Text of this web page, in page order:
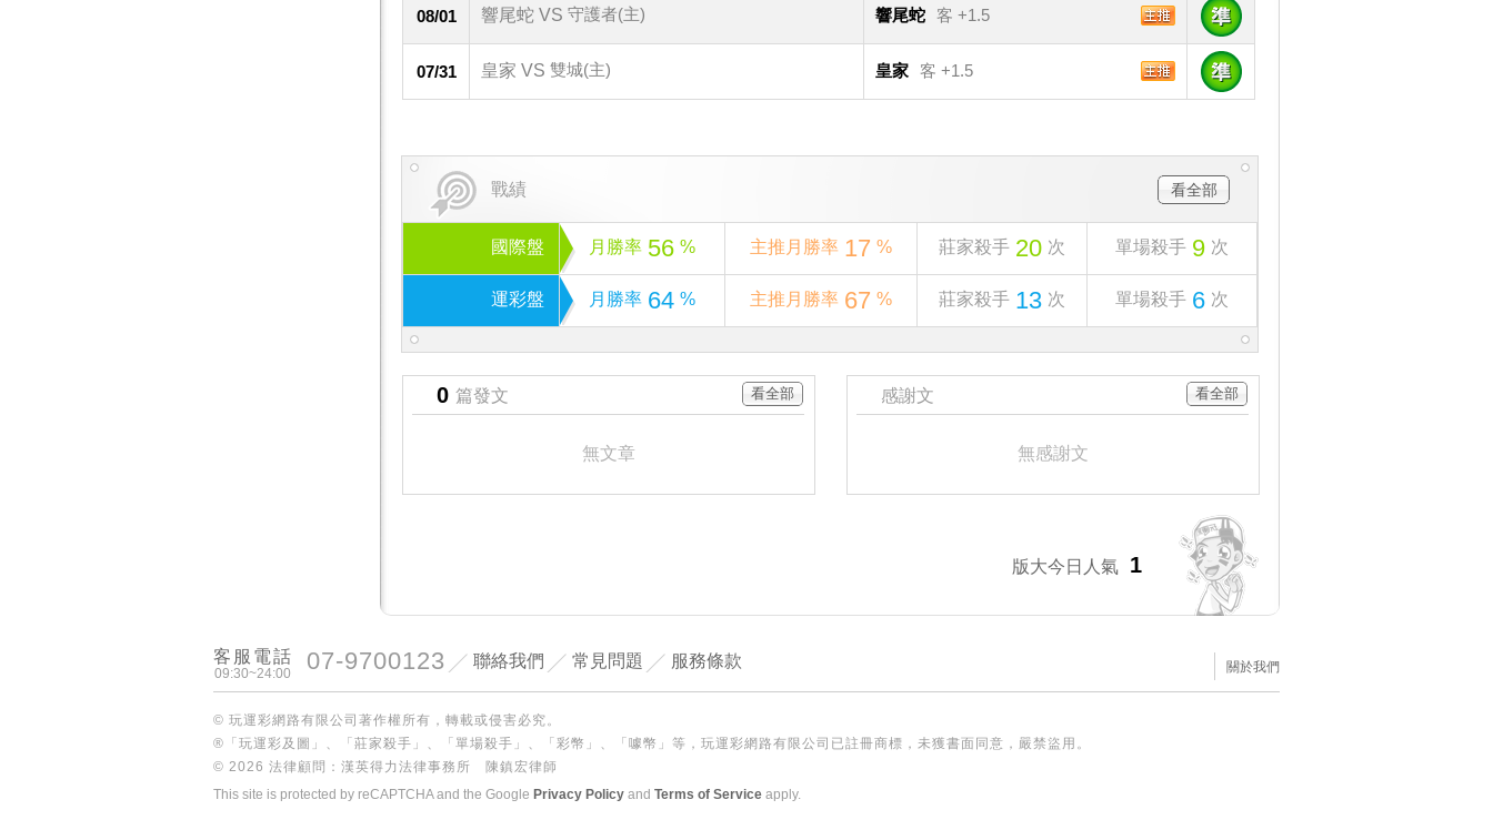
08/01 響尾蛇 VS 守護者(主) 響尾蛇 客 +1.5
07/31 皇家 VS 雙城(主) 皇家 客 +1.5
戰績 看全部
國際盤 月勝率 56 % 主推月勝率 17 % 莊家殺手 20 次 單場殺手 9 次
運彩盤 月勝率 64 % 主推月勝率 67 % 莊家殺手 13 次 單場殺手 6 次
0 篇發文 看全部
無文章
感謝文 看全部
無感謝文
版大今日人氣 1
09:30~24:00
客服電話 07-9700123 聯絡我們 常見問題 服務條款 關於我們
© 玩運彩網路有限公司著作權所有，轉載或侵害必究。
®「玩運彩及圖」、「莊家殺手」、「單場殺手」、「彩幣」、「噱幣」等，玩運彩網路有限公司已註冊商標，未獲書面同意，嚴禁盜用。
© 2026 法律顧問：漢英得力法律事務所 陳鎮宏律師
This site is protected by reCAPTCHA and the Google Privacy Policy and Terms of Service apply.